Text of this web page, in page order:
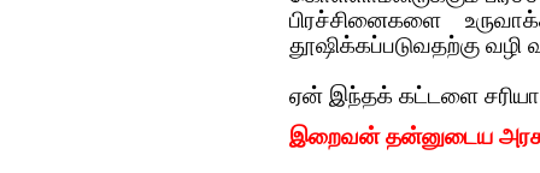
பிரச்சினைகளை
தூஷிக்கப்படுவதற்கு வழி
ஏன் இந்தக் கட்டளை
இறைவன் தன்னுடைய